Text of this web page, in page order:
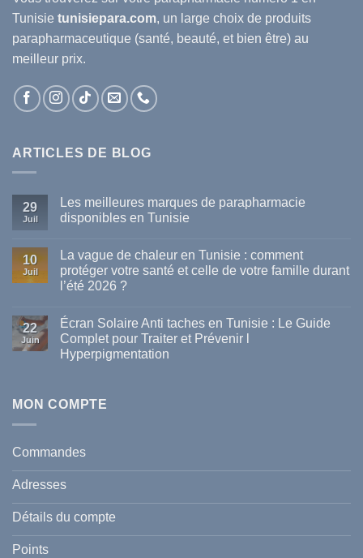
Tunisie tunisiepara.com, un large choix de produits
parapharmaceutique (santé, beauté, et bien être) au
meilleur prix.
ARTICLES DE BLOG
29
Juil
Les meilleures marques de parapharmacie
disponibles en Tunisie
sur
meilleures
marques
disponibles
en
Tunisie
10
Juil
La vague de chaleur en Tunisie : comment
protéger votre santé et celle de votre famille durant
l’été 2026 ?
sur
La
vague
de
comment
et
celle
de
votre
famille
durant
l’été
2026
?
22
Juin
Écran Solaire Anti taches en Tunisie : Le Guide
Complet pour Traiter et Prévenir l
Hyperpigmentation
Écran
Solaire
Tunisie
Guide
pour
Traiter
Prévenir
MON COMPTE
Commandes
Adresses
Détails du compte
Points